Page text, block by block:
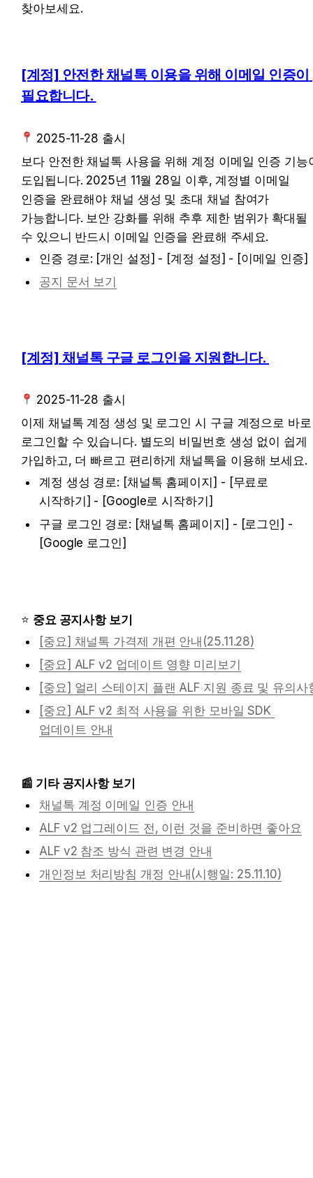
찾아보세요.
[계정] 안전한 채널톡 이용을 위해 이메일 인증이
필요합니다.
2025-11-28 출시
보다 안전한 채널톡 사용을 위해 계정 이메일 인증 기능
도입됩니다. 2025년 11월 28일 이후, 계정별 이메일
인증을 완료해야 채널 생성 및 초대 채널 참여가
가능합니다. 보안 강화를 위해 추후 제한 범위가 확대될
수 있으니 반드시 이메일 인증을 완료해 주세요.
인증 경로: [개인 설정] - [계정 설정] - [이메일 인증]
공지 문서 보기
[계정] 채널톡 구글 로그인을 지원합니다.
2025-11-28 출시
이제 채널톡 계정 생성 및 로그인 시 구글 계정으로 바로
로그인할 수 있습니다. 별도의 비밀번호 생성 없이 쉽게
가입하고, 더 빠르고 편리하게 채널톡을 이용해 보세요.
계정 생성 경로: [채널톡 홈페이지] - [무료로
시작하기] - [Google로 시작하기]
구글 로그인 경로: [채널톡 홈페이지] - [로그인] -
[Google 로그인]
⭐️ 중요 공지사항 보기
[중요] 채널톡 가격제 개편 안내(25.11.28)
[중요] ALF v2 업데이트 영향 미리보기
[중요] 얼리 스테이지 플랜 ALF 지원 종료 및 유의사
[중요] ALF v2 최적 사용을 위한 모바일 SDK
업데이트 안내
📰 기타 공지사항 보기
채널톡 계정 이메일 인증 안내
ALF v2 업그레이드 전, 이런 것을 준비하면 좋아요
ALF v2 참조 방식 관련 변경 안내
개인정보 처리방침 개정 안내(시행일: 25.11.10)